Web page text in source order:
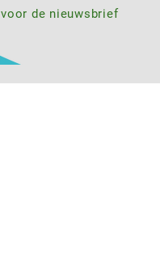
voor de nieuwsbrief